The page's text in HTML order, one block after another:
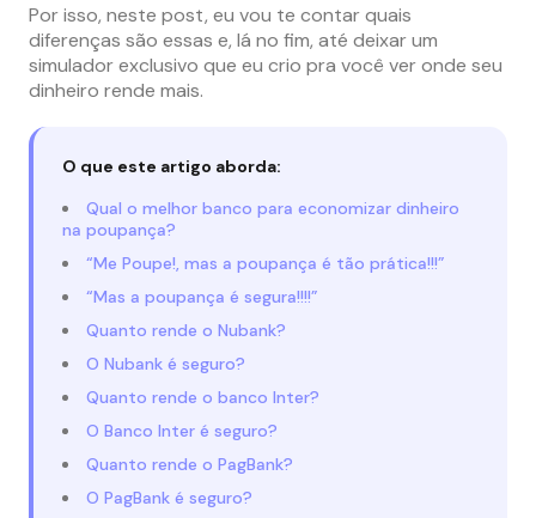
Por isso, neste post, eu vou te contar quais
diferenças são essas e, lá no fim, até deixar um
simulador exclusivo que eu crio pra você ver onde seu
dinheiro rende mais.
O que este artigo aborda:
Qual o melhor banco para economizar dinheiro
na poupança?
“Me Poupe!, mas a poupança é tão prática!!!”
“Mas a poupança é segura!!!!”
Quanto rende o Nubank?
O Nubank é seguro?
Quanto rende o banco Inter?
O Banco Inter é seguro?
Quanto rende o PagBank?
O PagBank é seguro?